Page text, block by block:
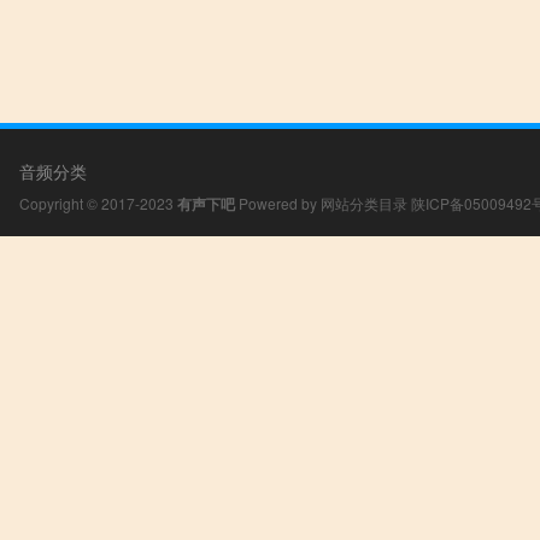
音频分类
Copyright © 2017-2023 有声下吧 Powered by 网站分类目录 陕ICP备05009492